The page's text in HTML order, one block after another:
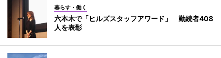
暮らす・働く
六本木で「ヒルズスタッフアワード」 勤続者408
人を表彰